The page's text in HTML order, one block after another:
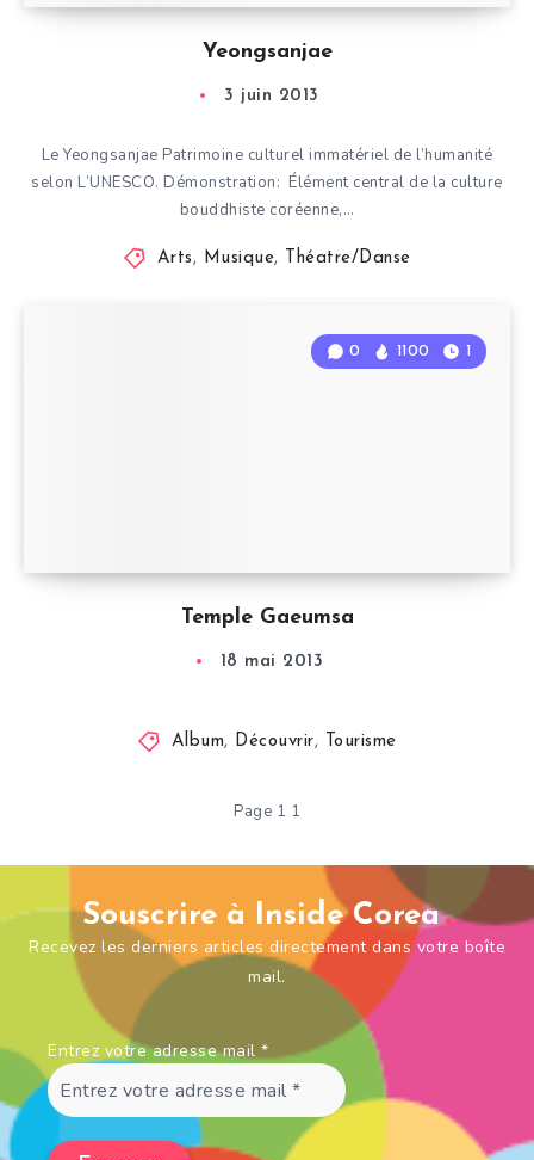
Yeongsanjae
3 juin 2013
Le Yeongsanjae Patrimoine culturel immatériel de l’humanité
selon L’UNESCO. Démonstration: Élément central de la culture
bouddhiste coréenne,…
Arts, Musique, Théatre/Danse
Temple Gaeumsa
0 1100 1
18 mai 2013
Album, Découvrir, Tourisme
Page 1 1
Souscrire à Inside Corea
Recevez les derniers articles directement dans votre boîte
mail.
Entrez votre adresse mail *